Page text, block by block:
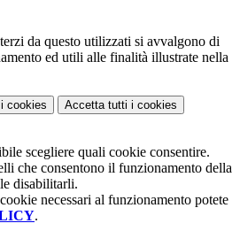
da questo utilizzati si avvalgono di
ed utili alle finalità illustrate nella
i cookies Accetta tutti i cookies
scegliere quali cookie consentire.
che consentono il funzionamento della
disabilitarli.
necessari al funzionamento potete
.